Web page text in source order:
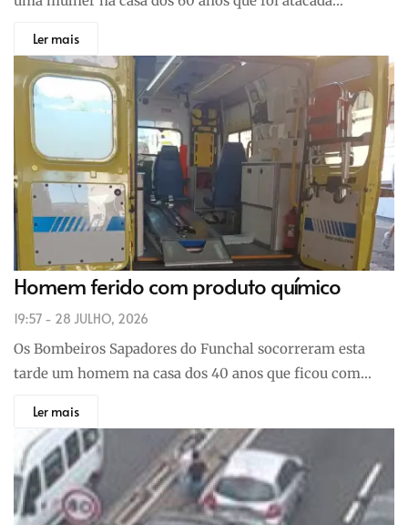
Ler mais
Homem ferido com produto químico
19:57 - 28 JULHO, 2026
Os Bombeiros Sapadores do Funchal socorreram esta
tarde um homem na casa dos 40 anos que ficou com…
Ler mais